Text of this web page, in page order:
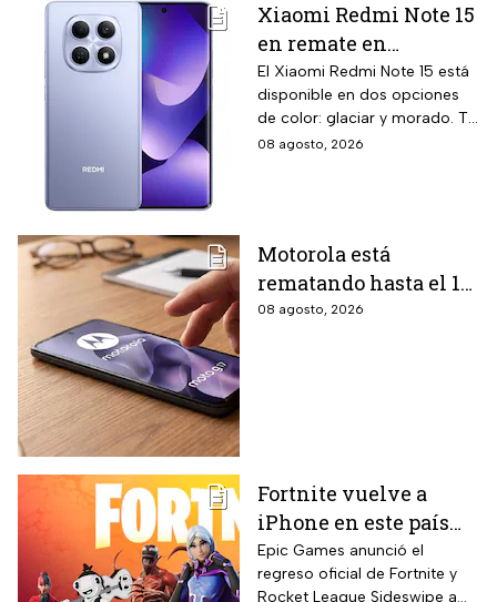
Xiaomi Redmi Note 15
en remate en
Liverpool: 256 GB de
almacenamiento,
cámara de 108 MP y
carga rápida
El Xiaomi Redmi Note 15 está
disponible en dos opciones
de color: glaciar y morado. Te
contamos todos los detalles
08 agosto, 2026
Motorola está
rematando hasta el 19
de agosto el celular
08 agosto, 2026
Fortnite vuelve a
iPhone en este país
latinoamericano tras
acuerdo oficial con
Epic Games anunció el
regreso oficial de Fortnite y
Rocket League Sideswipe a